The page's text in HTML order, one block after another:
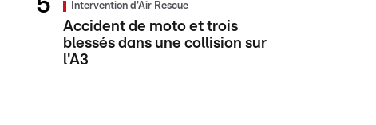
Intervention d'Air Rescue
Accident de moto et trois
blessés dans une collision sur
l'A3